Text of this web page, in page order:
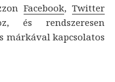
Facebook,Twitter
és rendszeresen
márkával kapcsolatos